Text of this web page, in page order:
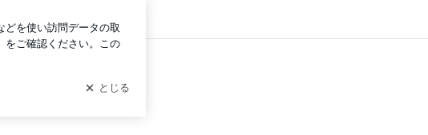
ログイン